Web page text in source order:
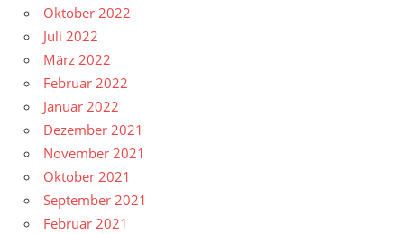
Oktober 2022
Juli 2022
März 2022
Februar 2022
Januar 2022
Dezember 2021
November 2021
Oktober 2021
September 2021
Februar 2021